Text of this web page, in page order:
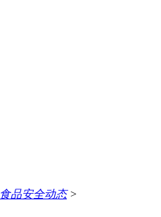
食品安全动态>